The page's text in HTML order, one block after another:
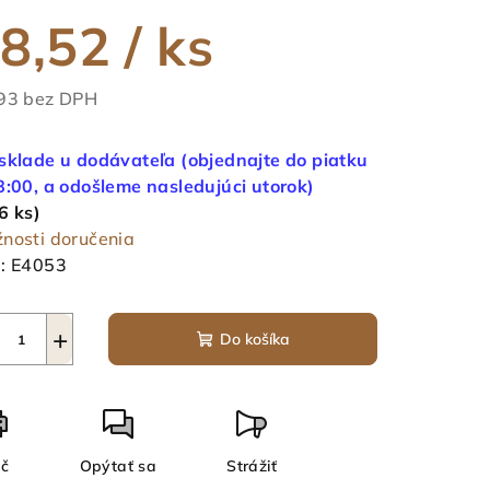
/ ks
bez DPH
u dodávateľa (objednajte do piatku
a odošleme nasledujúci utorok)
ks)
doručenia
E4053
+ Do košíka
Opýtať sa Strážiť